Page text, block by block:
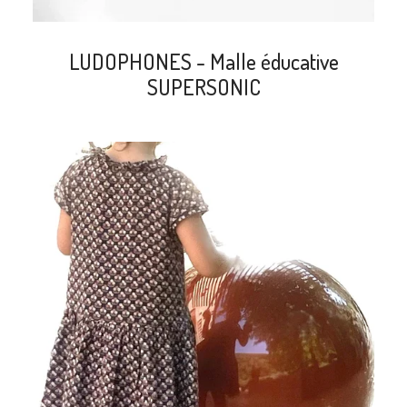
LUDOPHONES - Malle éducative
SUPERSONIC
search